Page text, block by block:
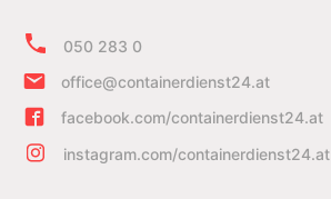
050 283 0
office@containerdienst24.at
facebook.com/containerdienst24.at
instagram.com/containerdienst24.at